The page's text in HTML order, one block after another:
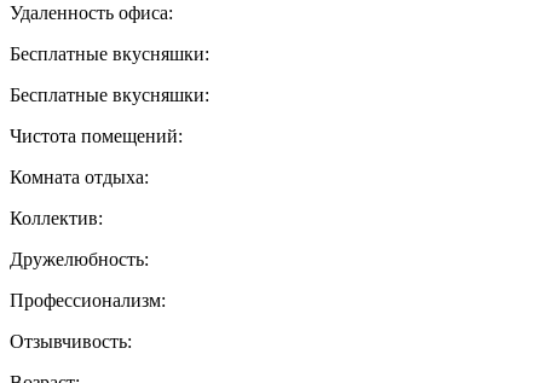
Удаленность офиса:
Бесплатные вкусняшки:
Бесплатные вкусняшки:
Чистота помещений:
Комната отдыха:
Коллектив:
Дружелюбность:
Профессионализм:
Отзывчивость: